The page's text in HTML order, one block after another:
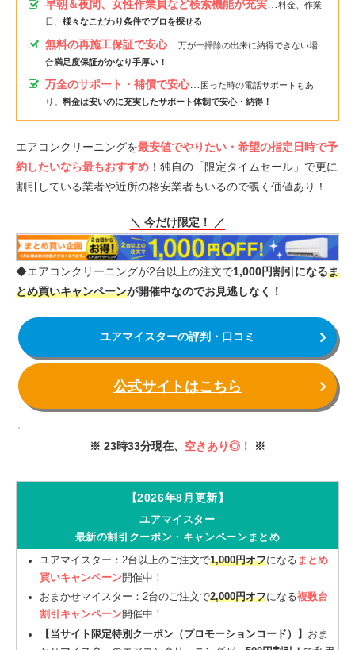
早朝＆夜間、女性作業員など検索機能が充実…料金、作業
日、 様々なこだわり条件でプロを探せる
無料の再施工保証で安心…
万が一掃除の出来に納得できない場
合満足度保証がかなり手厚い！
万全のサポート・補償で安心… 困った時の電話サポートもあ
り。 料金は安いのに充実したサポート体制で安心・納得！
エアコンクリーニングを最安値でやりたい・希望の指定日時で予
約したいなら最もおすすめ ！独自の「限定タイムセール」で更に
割引している業者や近所の格安業者もいるので覗く価値あり！
＼ 今だけ限定！ ／
◆エアコンクリーニングが2台以上の注文で1,000円割引になるま
とめ買いキャンペーンが開催中なのでお見逃しなく！
ユアマイスターの評判・口コミ
公式サイトはこちら
※ 23時33分現在、 空きあり◎！ ※
【2026年8月更新】
ユアマイスター
最新の割引クーポン・キャンペーンまとめ
ユアマイスター：2台以上のご注文で1,000円オフになる まとめ
買いキャンペーン開催中！
おまかせマイスター：2台のご注文で2,000円オフになる複数台
割引キャンペーン開催中！
【当サイト限定特別クーポン（プロモーションコード）】
おま